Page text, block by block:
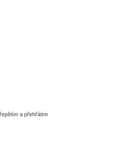
a přehřátím